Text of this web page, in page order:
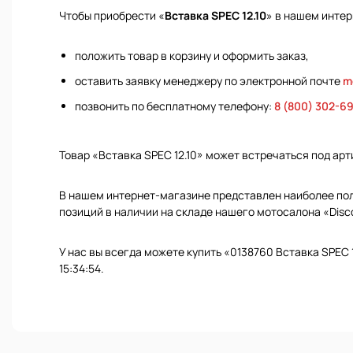
Чтобы приобрести «Вставка SPEC 12.10» в нашем
положить товар в корзину и оформить заказ,
оставить заявку менеджеру по электронной почте
позвонить по бесплатному телефону: 8 (800) 302-
Товар «Вставка SPEC 12.10» может встречаться под
В нашем интернет-магазине представлен наиболее
позиций в наличии на складе нашего мотосалона
У нас вы всегда можете купить «0138760 Вставка
15:34:54.